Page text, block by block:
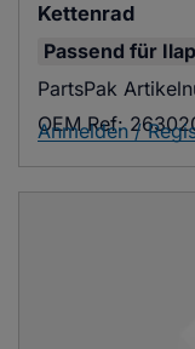
Kettenrad
Passend für
PartsPak
OEM Ref:
Anmelden /